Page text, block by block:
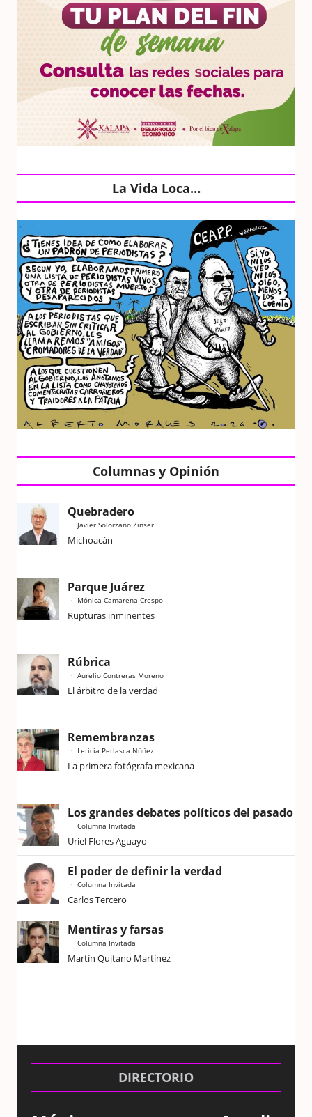
La Vida Loca…
Columnas y Opinión
Quebradero
Javier Solorzano Zinser
Michoacán
Parque Juárez
Mónica Camarena Crespo
Rupturas inminentes
Rúbrica
Aurelio Contreras Moreno
El árbitro de la verdad
Remembranzas
Leticia Perlasca Núñez
La primera fotógrafa mexicana
Los grandes debates políticos del pasado
Columna Invitada
Uriel Flores Aguayo
El poder de definir la verdad
Columna Invitada
Carlos Tercero
Mentiras y farsas
Columna Invitada
Martín Quitano Martínez
DIRECTORIO